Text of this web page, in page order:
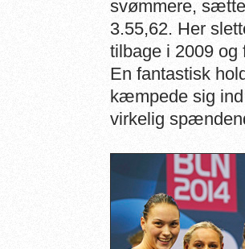
svømmere,
3.55,62. Her
tilbage i 2009 og
En fantastisk
kæmpede sig
virkelig